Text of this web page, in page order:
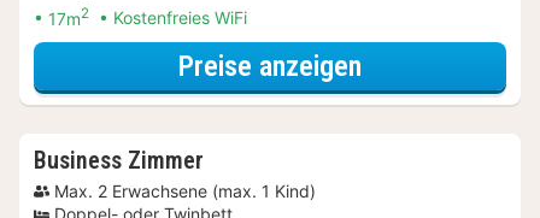
17m2 Kostenfreies WiFi
Preise anzeigen
Business Zimmer
Max. 2 Erwachsene (max. 1 Kind)